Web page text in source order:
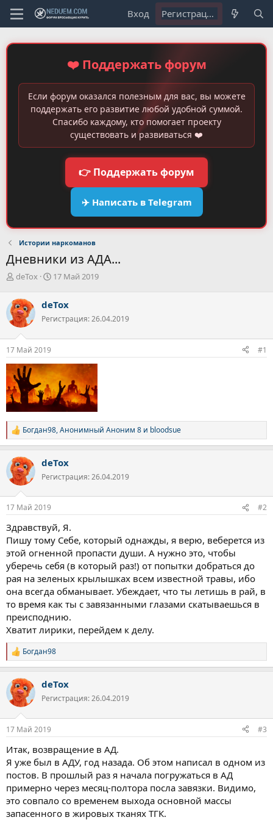
Вход Регистрация
❤️ Поддержать форум
Если форум оказался полезным для вас, вы можете
поддержать его развитие любой удобной суммой.
Спасибо каждому, кто помогает проекту
существовать и развиваться ❤️
👉 Поддержать форум
✈️ Написать в Telegram
Истории наркоманов
Дневники из АДА...
А
т
о
р
т
е
м
ы
deTox
Д
а
н
ч
л
а
17 Май 2019
deTox
Регистрация: 26.04.2019
17 Май 2019 #1
Р
е
к
ц
и
Богдан98,Анонимный Аноним 8 и bloodsue
deTox
Регистрация: 26.04.2019
17 Май 2019 #2
Здравствуй, Я.
Пишу тому Себе, который однажды, я верю, веберется из
этой огненной пропасти души. А нужно это, чтобы
уберечь себя (в который раз!) от попытки добраться до
рая на зеленых крылышках всем известной травы, ибо
она всегда обманывает. Убеждает, что ты летишь в рай, в
то время как ты с завязанными глазами скатываешься в
преисподнию.
Хватит лирики, перейдем к делу.
Р
е
к
ц
и
Богдан98
deTox
Регистрация: 26.04.2019
17 Май 2019 #3
Итак, возвращение в АД.
Я уже был в АДУ, год назада. Об этом написал в одном из
постов. В прошлый раз я начала погружаться в АД
примерно через месяц-полтора посла завязки. Видимо,
это совпало со временем выхода основной массы
запасенного в жировых тканях ТГК.